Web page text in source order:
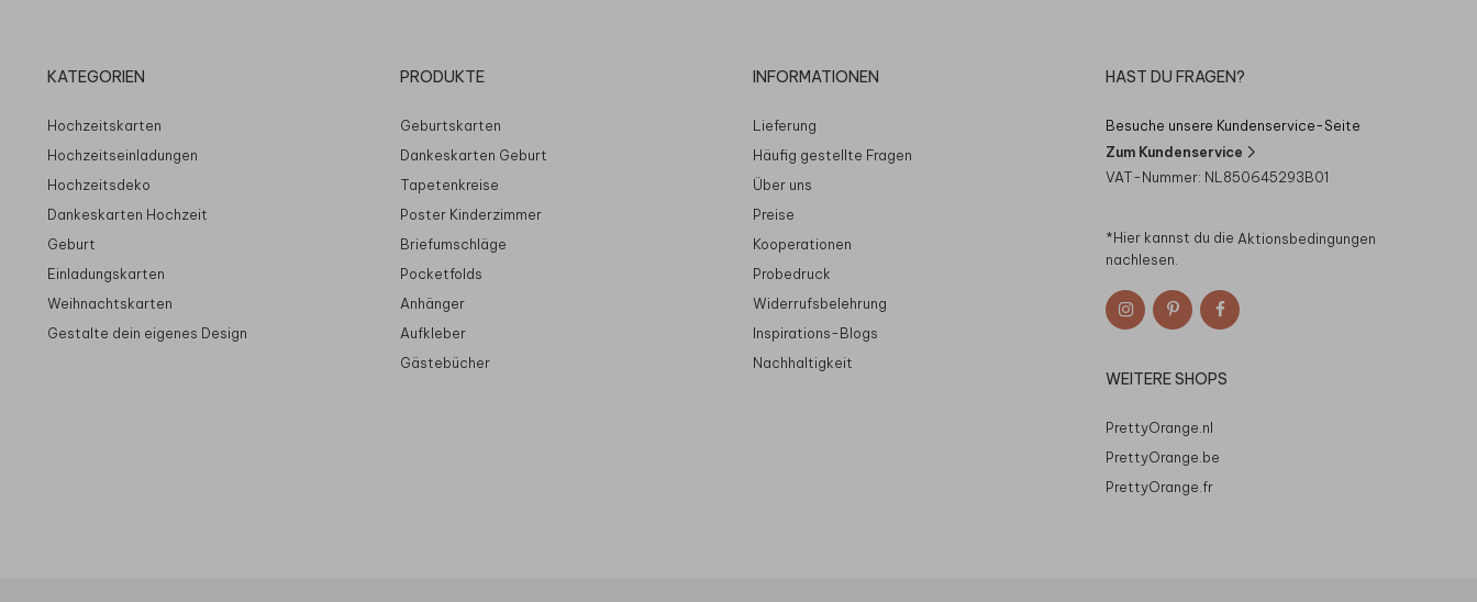
KATEGORIEN
Hochzeitskarten
Hochzeitseinladungen
Hochzeitsdeko
Dankeskarten Hochzeit
Geburt
Einladungskarten
Weihnachtskarten
Gestalte dein eigenes Design
PRODUKTE
Geburtskarten
Dankeskarten Geburt
Tapetenkreise
Poster Kinderzimmer
Briefumschläge
Pocketfolds
Anhänger
Aufkleber
Gästebücher
INFORMATIONEN
Lieferung
Häufig gestellte Fragen
Über uns
Preise
Kooperationen
Probedruck
Widerrufsbelehrung
Inspirations-Blogs
Nachhaltigkeit
HAST DU FRAGEN?
Besuche unsere Kundenservice-Seite
Zum Kundenservice
VAT-Nummer: NL850645293B01
*Hier kannst du die Aktionsbedingungen
nachlesen.
WEITERE SHOPS
PrettyOrange.nl
PrettyOrange.be
PrettyOrange.fr